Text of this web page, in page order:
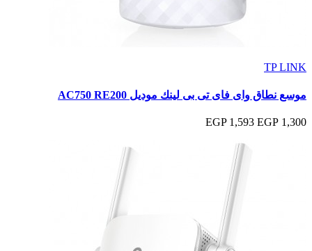
TP LINK
موسع نطاق واى فاى تى بى لينك موديل AC750 RE200
1,300 EGP
1,593 EGP